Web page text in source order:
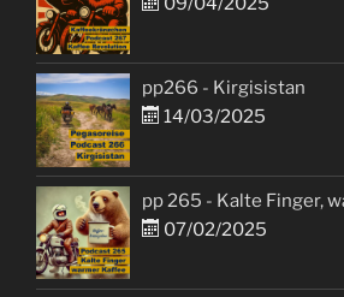
pp266 - Kirgisistan
14/03/2025
pp 265 - Kalte Finger,
07/02/2025